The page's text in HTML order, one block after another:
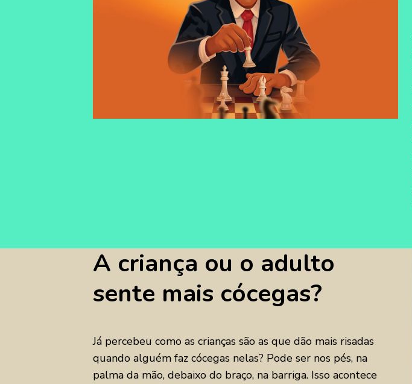
A criança ou o adulto
sente mais cócegas?
Já percebeu como as crianças são as que dão mais risadas
quando alguém faz cócegas nelas? Pode ser nos pés, na
palma da mão, debaixo do braço, na barriga. Isso acontece